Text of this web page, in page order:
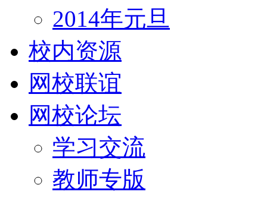
2014年元旦
校内资源
网校联谊
网校论坛
学习交流
教师专版